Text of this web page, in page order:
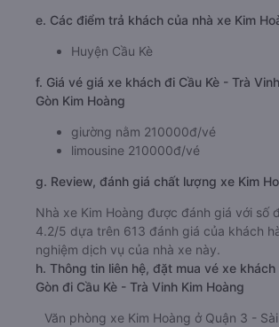
e. Các điểm trả khách của nhà xe Kim
Huyện Cầu Kè
f. Giá vé giá xe khách đi Cầu Kè - Trà
Gòn Kim Hoàng
giường nằm 210000đ/vé
limousine 210000đ/vé
g. Review, đánh giá chất lượng xe Kim
Nhà xe Kim Hoàng được đánh giá với số
4.2/5 dựa trên 613 đánh giá của khách
nghiệm dịch vụ của nhà xe này.
h. Thông tin liên hệ, đặt mua vé xe
Gòn đi Cầu Kè - Trà Vinh Kim Hoàng
Văn phòng xe Kim Hoàng ở Quận 3 -